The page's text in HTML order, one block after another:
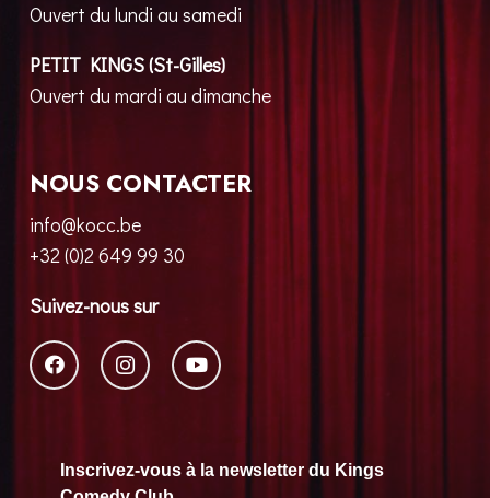
Ouvert du lundi au samedi
PETIT KINGS (St-Gilles)
Ouvert du mardi au dimanche
NOUS CONTACTER
info@kocc.be
+32 (0)2 649 99 30
Suivez-nous sur
Inscrivez-vous à la newsletter du Kings